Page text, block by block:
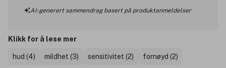
AI-generert sammendrag basert på produktanmeldelser
Klikk for å lese mer
hud (4) mildhet (3) sensitivitet (2) fornøyd (2)